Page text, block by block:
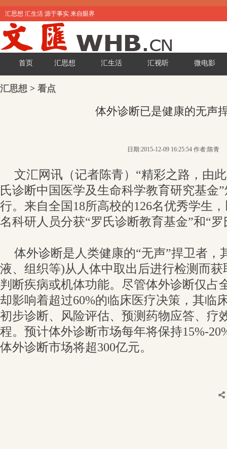
汇思想 汇生活 源于事实 来自眼界
首页 汇思想 汇生活 汇视听 微电影
汇思想 > 看点
体外诊断已是健康的无声
日期:2015-12-09 16:25:54 作者:陈青
文汇网讯（记者陈青）“精彩之路，由
氏诊断中国医学及生命科学教育研究基金
行。来自全国18所高校的126名优秀学生
名科研人员分获“罗氏诊断教育基金”和“
体外诊断是人类健康的“无声”捍卫者，
液、组织等)从人体中取出后进行检测而
判断疾病或机体功能。尽管体外诊断仅占
却影响着超过60%的临床医疗决策，其临
初步诊断、风险评估、预测药物应答、疗
程。预计体外诊断市场每年将保持15%-
体外诊断市场将超300亿元。